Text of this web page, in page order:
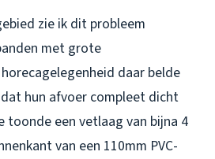
zie ik dit probleem
met grote
daar belde
hun afvoer compleet dicht
toonde een vetlaag van bijna 4
van een 110mm PVC-